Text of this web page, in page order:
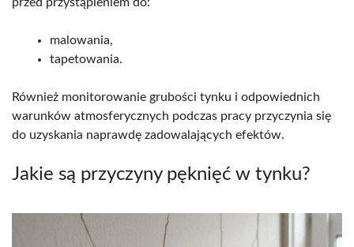
malowania,
tapetowania.
Również monitorowanie grubości tynku i odpowiednich
warunków atmosferycznych podczas pracy przyczynia się
do uzyskania naprawdę zadowalających efektów.
Jakie są przyczyny pęknięć w tynku?